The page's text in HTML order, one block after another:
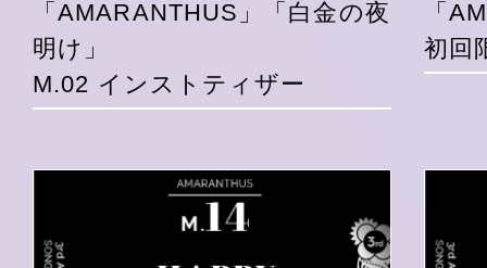
「AMARANTHUS」「白金の夜
明け」
M.02 インストティザー
「
初回